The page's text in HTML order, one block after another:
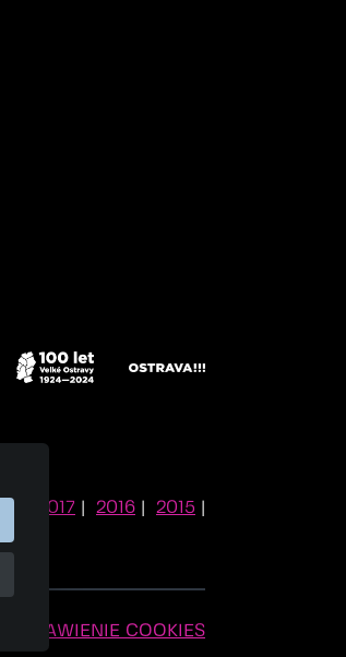
2017 2016 2015
NASTAWIENIE COOKIES